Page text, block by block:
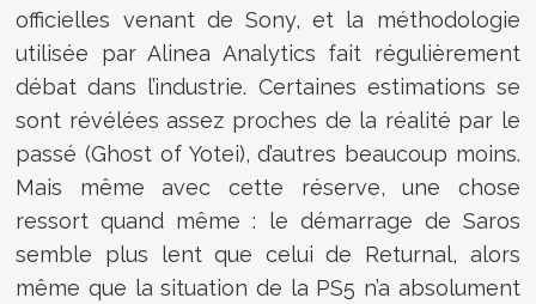
officielles venant de Sony, et la méthodologie
utilisée par Alinea Analytics fait régulièrement
débat dans l’industrie. Certaines estimations se
sont révélées assez proches de la réalité par le
passé (Ghost of Yotei), d’autres beaucoup moins.
Mais même avec cette réserve, une chose
ressort quand même : le démarrage de Saros
semble plus lent que celui de Returnal, alors
même que la situation de la PS5 n’a absolument